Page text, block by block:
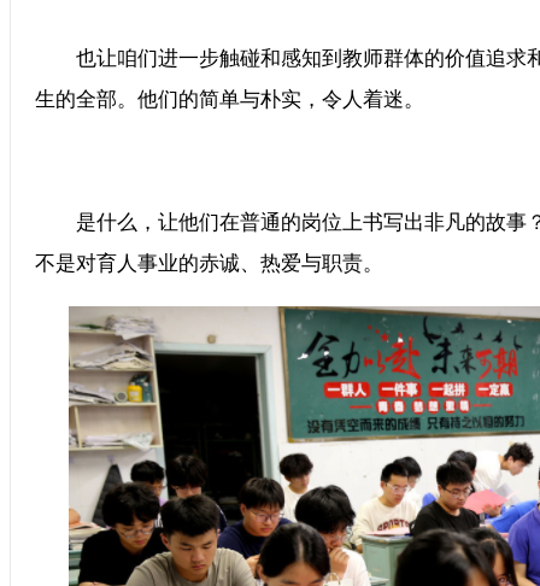
也让咱们进一步触碰和感知到教师群体的价值追求
生的全部。他们的简单与朴实，令人着迷。
是什么，让他们在普通的岗位上书写出非凡的故事
不是对育人事业的赤诚、热爱与职责。